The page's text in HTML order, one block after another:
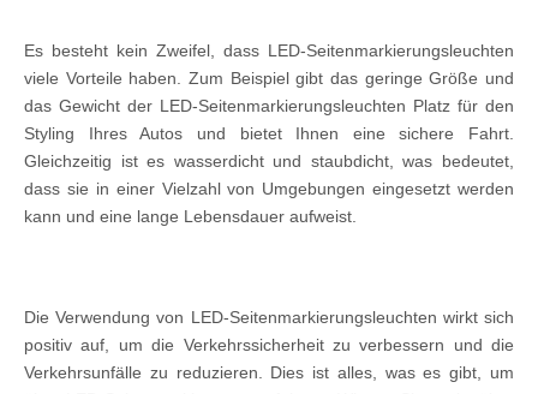
Es besteht kein Zweifel, dass LED-Seitenmarkierungsleuchten
viele Vorteile haben. Zum Beispiel gibt das geringe Größe und
das Gewicht der LED-Seitenmarkierungsleuchten Platz für den
Styling Ihres Autos und bietet Ihnen eine sichere Fahrt.
Gleichzeitig ist es wasserdicht und staubdicht, was bedeutet,
dass sie in einer Vielzahl von Umgebungen eingesetzt werden
kann und eine lange Lebensdauer aufweist.
Die Verwendung von LED-Seitenmarkierungsleuchten wirkt sich
positiv auf, um die Verkehrssicherheit zu verbessern und die
Verkehrsunfälle zu reduzieren. Dies ist alles, was es gibt, um